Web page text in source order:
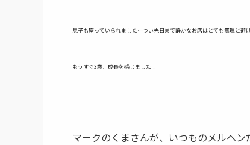
息子も座っていられました…つい先日まで静かなお店はとても無理と避
もうすぐ3歳、成長を感じました！
マークのくまさんが、いつものメルヘ